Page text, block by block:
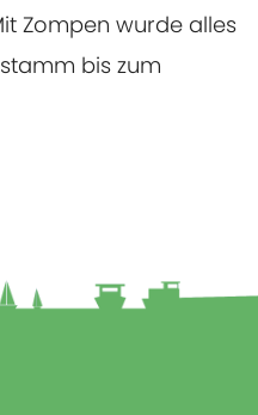
Zompen wurde alles
bis zum